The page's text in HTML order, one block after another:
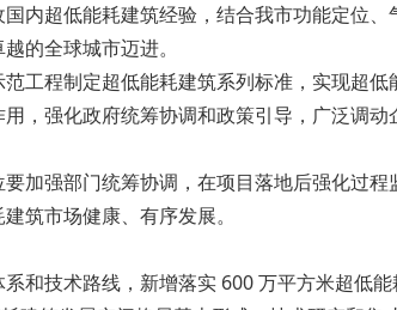
内超低能耗建筑经验，结合我市功能定位
的全球城市迈进。
工程制定超低能耗建筑系列标准，实现超低
，强化政府统筹协调和政策引导，广泛调
加强部门统筹协调，在项目落地后强化过程
筑市场健康、有序发展。
和技术路线，新增落实 600 万平方米超低